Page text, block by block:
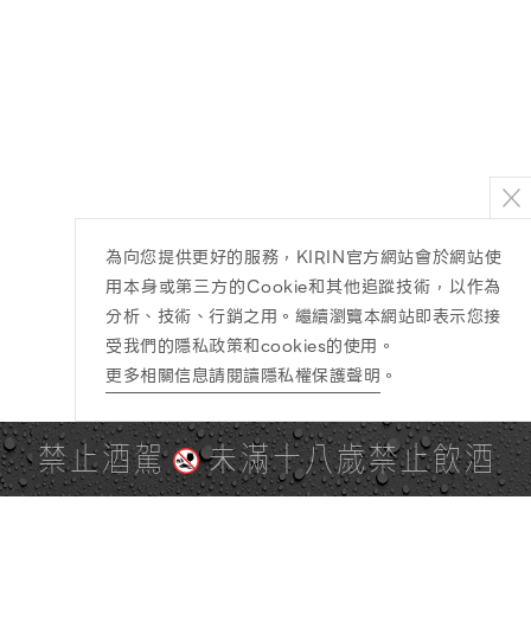
禁止酒駕 未滿十八歲禁止飲酒
為向您提供更好的服務，KIRIN官方網站會於網站使
用本身或第三方的Cookie和其他追蹤技術，以作為
分析、技術、行銷之用。繼續瀏覽本網站即表示您接
受我們的隱私政策和cookies的使用。
更多相關信息請閱讀隱私權保護聲明 。
PAGE TOP